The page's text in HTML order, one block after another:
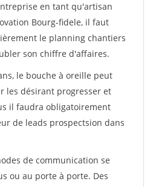
en tant qu'artisan
Bourg-fidele, il faut
le planning chantiers
son chiffre d'affaires.
le bouche à oreille peut
les désirant progresser et
il faudra obligatoirement
de leads prospectsion dans
de communication se
ou au porte à porte. Des